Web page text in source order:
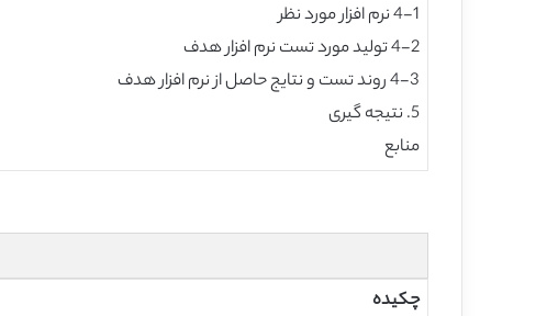
4-1 نرم افزار مورد نظر
4-2 تولید مورد تست نرم افزار هدف
4-3 روند تست و نتایج حاصل از نرم افزار هدف
5. نتیجه گیری
منابع
چکیده